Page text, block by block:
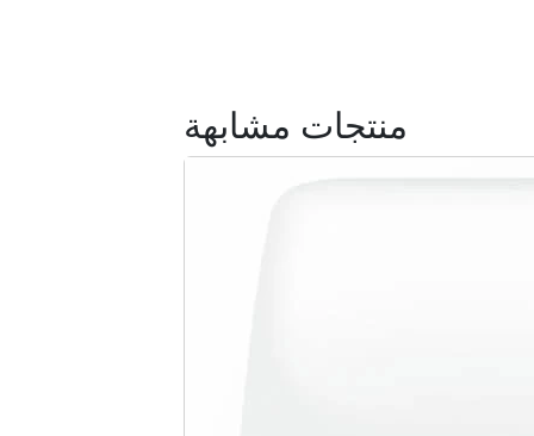
منتجات مشابهة